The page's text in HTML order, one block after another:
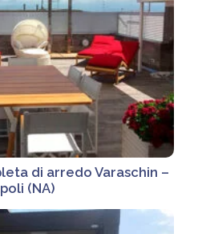
di arredo Varaschin –
(NA)